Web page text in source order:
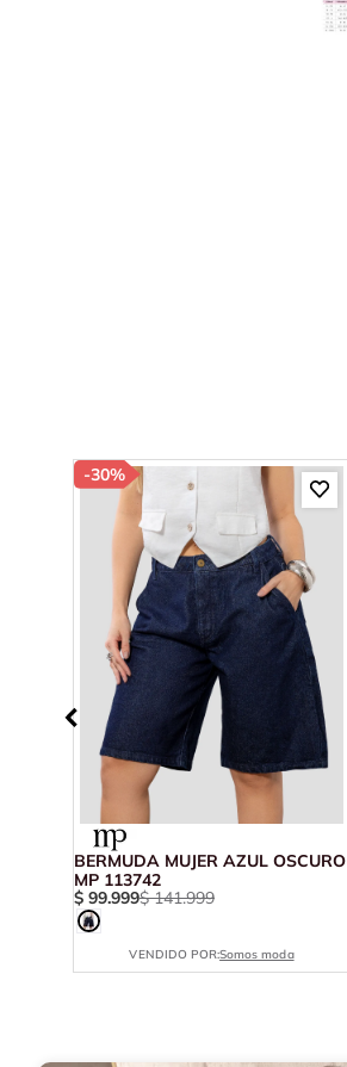
-30%
BERMUDA MUJER AZUL OSCURO
MP 113742
$ 99.999$ 141.999
VENDIDO POR:Somos moda